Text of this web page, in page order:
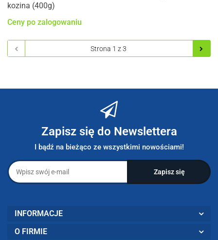
kozina (400g)
Ceny po zalogowaniu
Zapisz się do Newslettera
I bądź na bieżąco ze wszystkimi nowościami!
INFORMACJE
O FIRMIE